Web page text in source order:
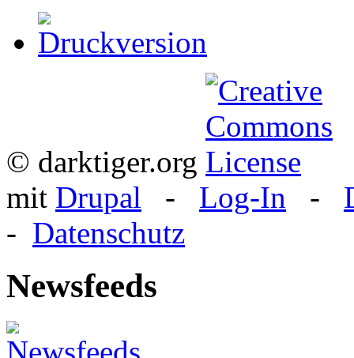
© darktiger.org
mit Drupal - Log-In -
- Datenschutz
Newsfeeds